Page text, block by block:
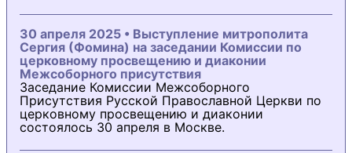
30 апреля 2025 • Выступление митрополита
Сергия (Фомина) на заседании Комиссии по
церковному просвещению и диаконии
Межсоборного присутствия
Заседание Комиссии Межсоборного
Присутствия Русской Православной Церкви по
церковному просвещению и диаконии
состоялось 30 апреля в Москве.